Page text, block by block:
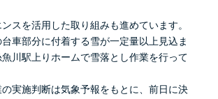
スを活用した取り組みも進めています。
車部分に付着する雪が一定量以上見込ま
川駅上りホームで雪落とし作業を行って
実施判断は気象予報をもとに、前日に決